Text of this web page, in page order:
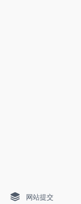
网站提交